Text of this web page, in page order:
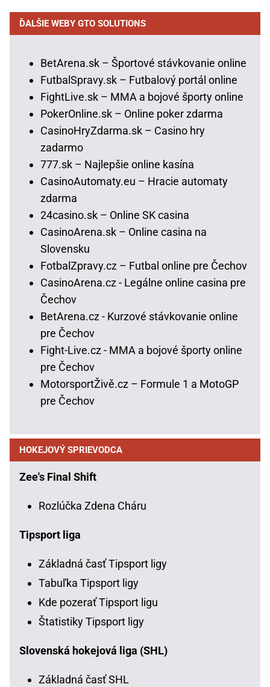
ĎALŠIE WEBY GTO SOLUTIONS
BetArena.sk – Športové stávkovanie online
FutbalSpravy.sk – Futbalový portál online
FightLive.sk – MMA a bojové športy online
PokerOnline.sk – Online poker zdarma
CasinoHryZdarma.sk – Casino hry
zadarmo
777.sk – Najlepšie online kasína
CasinoAutomaty.eu – Hracie automaty
zdarma
24casino.sk – Online SK casina
CasinoArena.sk – Online casina na
Slovensku
FotbalZpravy.cz – Futbal online pre Čechov
CasinoArena.cz - Legálne online casina pre
Čechov
BetArena.cz - Kurzové stávkovanie online
pre Čechov
Fight-Live.cz - MMA a bojové športy online
pre Čechov
MotorsportŽivě.cz – Formule 1 a MotoGP
pre Čechov
HOKEJOVÝ SPRIEVODCA
Zee's Final Shift
Rozlúčka Zdena Cháru
Tipsport liga
Základná časť Tipsport ligy
Tabuľka Tipsport ligy
Kde pozerať Tipsport ligu
Štatistiky Tipsport ligy
Slovenská hokejová liga (SHL)
Základná časť SHL